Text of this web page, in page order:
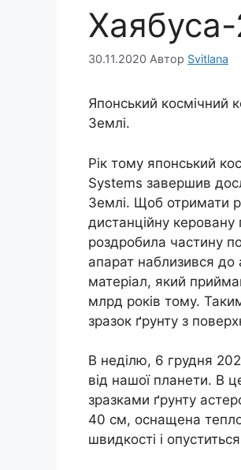
30.11.2020 Автор Svitlana
Японський космічний
Землі.
Рік тому японський
Systems завершив
Землі. Щоб отримати
дистанційну
роздробила частину
апарат наблизився до
матеріал, який
млрд років тому.
зразок ґрунту з
В неділю, 6 грудня
від нашої планети. В
зразками ґрунту
40 см, оснащена
швидкості і